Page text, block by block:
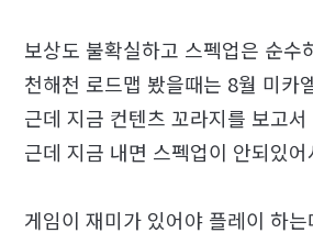
보상도 불확실하고 스펙업은 순수
천해천 로드맵 봤을때는 8월
근데 지금 컨텐츠 꼬라지를 보고
근데 지금 내면 스펙업이 안되있
게임이 재미가 있어야 플레이 하